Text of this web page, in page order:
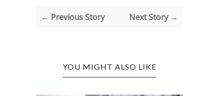
← Previous Story Next Story →
YOU MIGHT ALSO LIKE